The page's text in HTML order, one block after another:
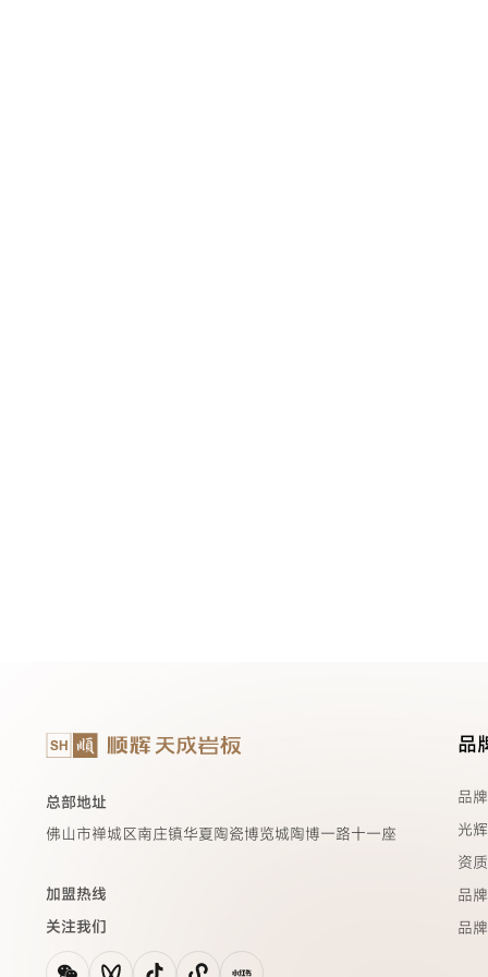
总部地址
佛山市禅城区南庄镇华夏陶瓷博览城陶博一路十一座
加盟热线
关注我们
品
品
光
资
品
品